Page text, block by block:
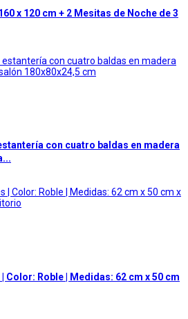
x 120 cm + 2 Mesitas de Noche de 3
con cuatro baldas en madera
Color: Roble | Medidas: 62 cm x 50 cm